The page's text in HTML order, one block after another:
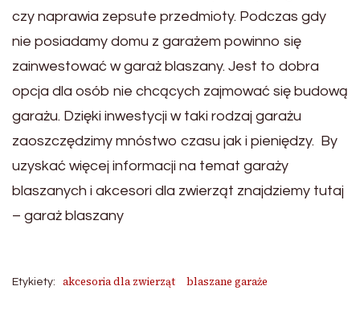
czy naprawia zepsute przedmioty. Podczas gdy
nie posiadamy domu z garażem powinno się
zainwestować w garaż blaszany. Jest to dobra
opcja dla osób nie chcących zajmować się budową
garażu. Dzięki inwestycji w taki rodzaj garażu
zaoszczędzimy mnóstwo czasu jak i pieniędzy. By
uzyskać więcej informacji na temat garaży
blaszanych i akcesori dla zwierząt znajdziemy tutaj
– garaż blaszany
Etykiety: akcesoria dla zwierząt blaszane garaże